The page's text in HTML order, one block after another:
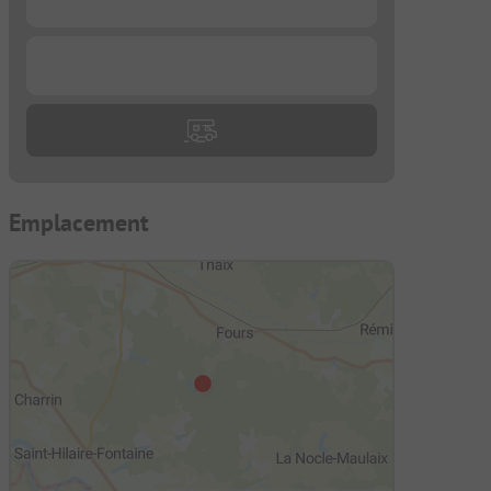
Emplacement